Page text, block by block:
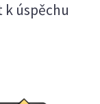
úspěchu